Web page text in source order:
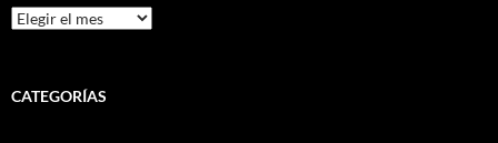
Archivos
CATEGORÍAS